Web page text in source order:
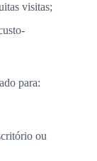
visitas;
para:
ou